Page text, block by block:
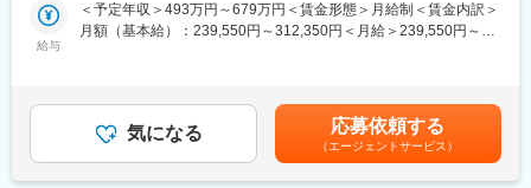
■キャリアパス：
できる制度あるため、マネージャーだけでなくマーケティングや
管理部門など幅広いポジションにチャレンジできる環境がありま
■詳細イメージ：
・営業スタイル：代理店と協力して医療機関へ営業活動を行いま
す。基本的に事務所へ出社しますが、直行直帰をする場合もあり
ます。全員に社用車を貸与しています。
給与
＜予定年収＞493万円～679万円＜賃金形態＞月給制＜賃金内訳＞
月額（基本給）：239,550円～312,350円＜月給＞239,550円～
性があります。月給(月額)は固定手当を含めた表記です。
気になる 応募依頼する
（エージェントサービス）